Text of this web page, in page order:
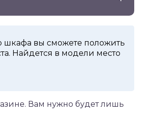
вы сможете положить
Найдется в модели место
Вам нужно будет лишь